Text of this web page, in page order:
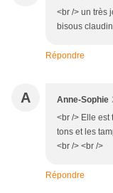
<br /> un très
bisous
Répondre
A Anne-Sophie
<br /> Elle est
tons et les
<br /> <br />
Répondre